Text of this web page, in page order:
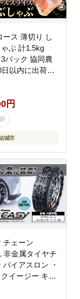
ース 薄切り し
ぶ 計1.5kg
パック 協同農
日以内に出荷予
スライス 薄切
しゃぶ用 冷し
小分け 茨城
市【配送不可地
円
城市
チェーン
非金属タイヤチ
バイアスロン ・
イージー キッ